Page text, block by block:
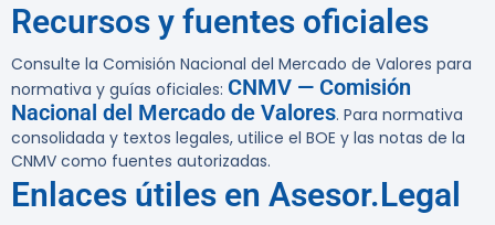
Recursos y fuentes oficiales
Consulte la Comisión Nacional del Mercado de Valores para
normativa y guías oficiales: CNMV — Comisión
Nacional del Mercado de Valores. Para normativa
consolidada y textos legales, utilice el BOE y las notas de la
CNMV como fuentes autorizadas.
Enlaces útiles en Asesor.Legal